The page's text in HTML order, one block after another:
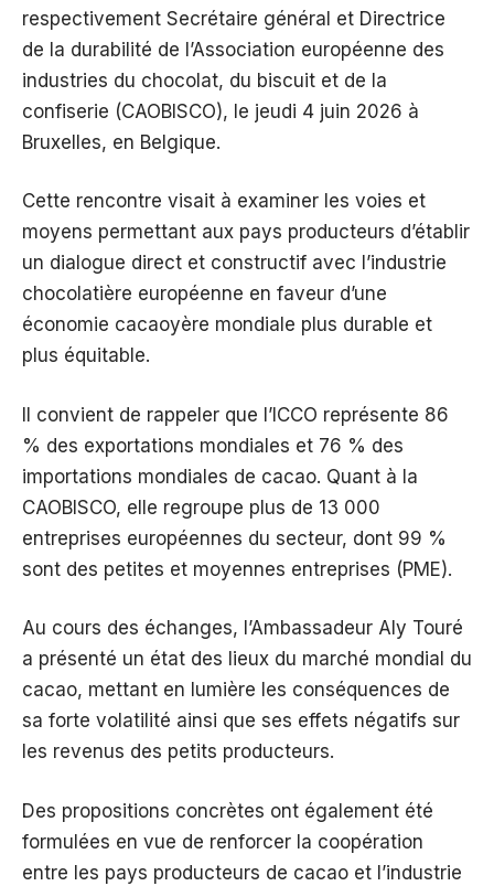
respectivement Secrétaire général et Directrice
de la durabilité de l’Association européenne des
industries du chocolat, du biscuit et de la
confiserie (CAOBISCO), le jeudi 4 juin 2026 à
Bruxelles, en Belgique.
Cette rencontre visait à examiner les voies et
moyens permettant aux pays producteurs d’établir
un dialogue direct et constructif avec l’industrie
chocolatière européenne en faveur d’une
économie cacaoyère mondiale plus durable et
plus équitable.
Il convient de rappeler que l’ICCO représente 86
% des exportations mondiales et 76 % des
importations mondiales de cacao. Quant à la
CAOBISCO, elle regroupe plus de 13 000
entreprises européennes du secteur, dont 99 %
sont des petites et moyennes entreprises (PME).
Au cours des échanges, l’Ambassadeur Aly Touré
a présenté un état des lieux du marché mondial du
cacao, mettant en lumière les conséquences de
sa forte volatilité ainsi que ses effets négatifs sur
les revenus des petits producteurs.
Des propositions concrètes ont également été
formulées en vue de renforcer la coopération
entre les pays producteurs de cacao et l’industrie